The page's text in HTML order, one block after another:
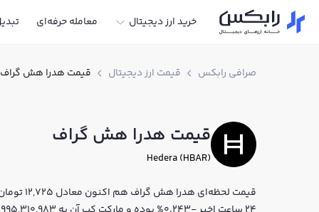
خرید ارز دیجیتال معامله حرفه‌ای
صرافی رابکس قیمت ارز دیجیتال قیمت هدرا هش گراف
قیمت هدرا هش گراف
Hedera (HBAR)